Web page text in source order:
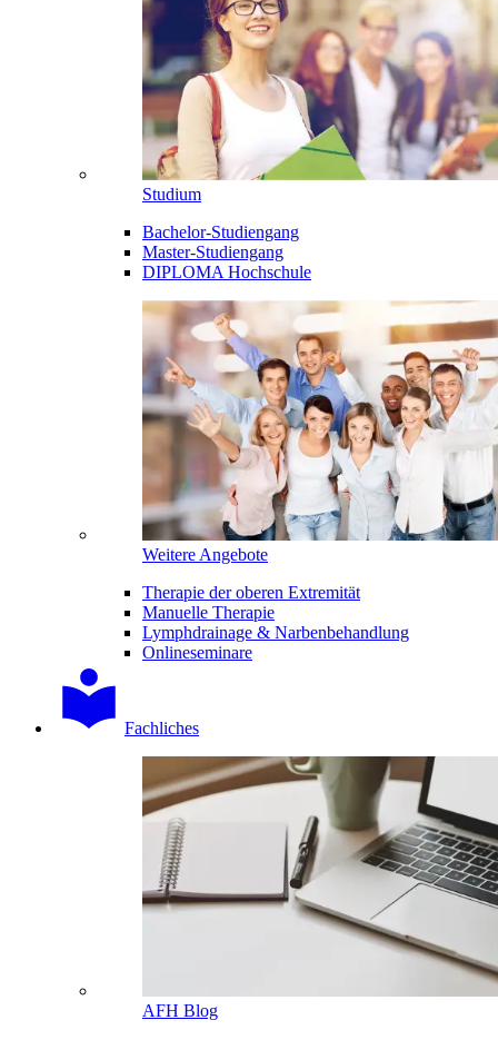
Studium
Bachelor-Studiengang
Master-Studiengang
DIPLOMA Hochschule
Weitere Angebote
Therapie der oberen Extremität
Manuelle Therapie
Lymphdrainage & Narbenbehandlung
Onlineseminare
Fachliches
AFH Blog